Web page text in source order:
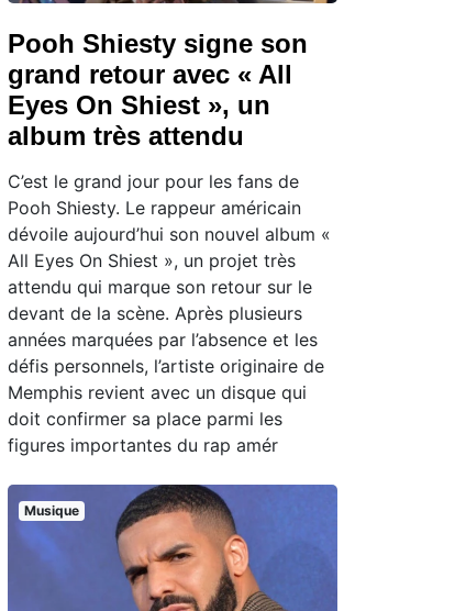
Pooh Shiesty signe son
grand retour avec « All
Eyes On Shiest », un
album très attendu
C’est le grand jour pour les fans de
Pooh Shiesty. Le rappeur américain
dévoile aujourd’hui son nouvel album «
All Eyes On Shiest », un projet très
attendu qui marque son retour sur le
devant de la scène. Après plusieurs
années marquées par l’absence et les
défis personnels, l’artiste originaire de
Memphis revient avec un disque qui
doit confirmer sa place parmi les
figures importantes du rap amér
Musique